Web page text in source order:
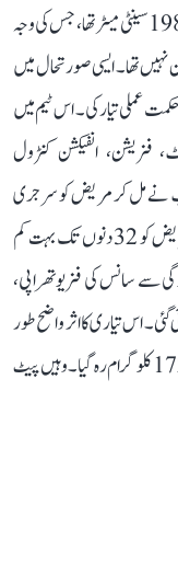
غیر معمولی سائز بھی تھا۔ مریض کے پیٹ کا سائز تقریباً 198 سینٹی میٹر تھا، جس کی وجہ
تھا۔ ایسی صورتحال میں
عملی تیار کی۔ اس ٹیم میں
فزیشن، انفیکشن کنٹرول
نے مل کر مریض کو سرجری
کے لیے تیار کرنے کا منصوبہ بنایا۔ آپریشن سے پہلے مریض کو 32 دنوں تک بہت کم
سے سانس کی فزیوتھراپی،
اس تیاری کا اثر واضح طور
پر نظر آیا۔ مریض کا وزن 209 کلوگرام سے کم ہو کر 172 کلوگرام رہ گیا۔ وہیں پیٹ